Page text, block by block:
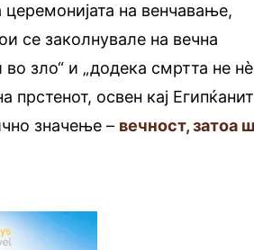
на венчавање,
се заколнувале на вечна
зло“ и „додека смртта не нѐ
прстенот, освен кај
значење – вечност, затоа